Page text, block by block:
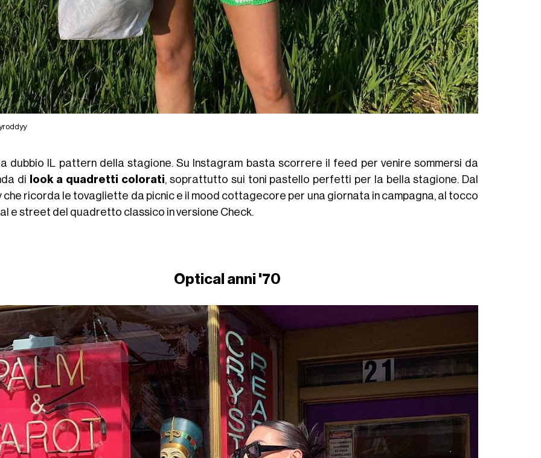
dubbio IL pattern della stagione. Su Instagram basta scorrere il feed per venire sommersi da
di
look a quadretti colorati, soprattutto sui toni pastello perfetti per la bella stagione. Dal
che ricorda le tovagliette da picnic e il mood cottagecore per una giornata in campagna, al tocco
e street del quadretto classico in versione Check.
Optical anni '70